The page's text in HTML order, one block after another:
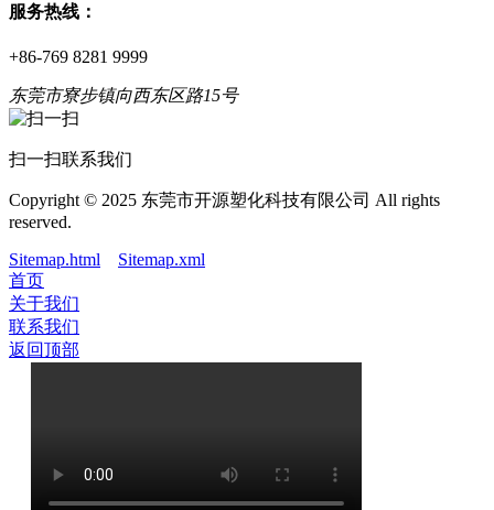
服务热线：
+86-769 8281 9999
东莞市寮步镇向西东区路15号
扫一扫联系我们
Copyright © 2025 东莞市开源塑化科技有限公司 All rights
reserved.
Sitemap.html
Sitemap.xml
首页
关于我们
联系我们
返回顶部